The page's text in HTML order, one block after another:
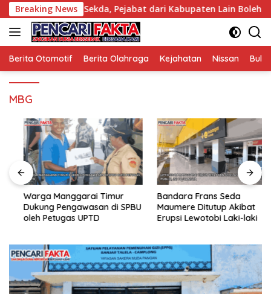
Langsung
ke
konten
Breaking News
Jabatan Sekda, Pejabat dari Kabupaten Lain Boleh Ikut
Berita Otomotif Berita Olahraga Kejahatan Nissan
MBG
Warga Manggarai Timur
Dukung Pengawasan di SPBU
oleh Petugas UPTD
Bandara Frans Seda
Maumere Ditutup Akibat
Erupsi Lewotobi Laki-laki